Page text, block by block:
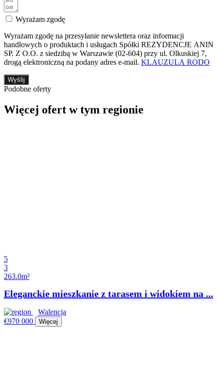
Wyrażam zgodę
Wyrażam zgodę na przesyłanie newslettera oraz informacji
handlowych o produktach i usługach Spółki REZYDENCJE ANIN
SP. Z O.O. z siedzibą w Warszawie (02-604) przy ul. Olkuskiej 7,
drogą elektroniczną na podany adres e-mail. KLAUZULA RODO
Wyślij
Podobne oferty
Więcej ofert w tym regionie
5
3
263.0m²
Eleganckie mieszkanie z tarasem i widokiem na ...
Walencja
€970 000
Więcej